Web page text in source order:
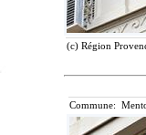
(c) Région
Commune: